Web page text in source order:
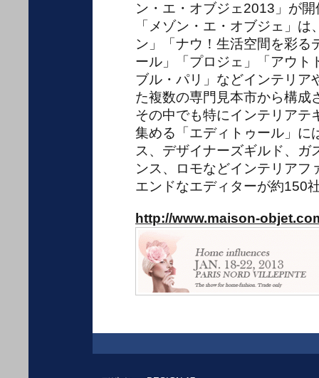
ン・エ・オブジェ2013」が開
「メゾン・エ・オブジェ」
ン」「ナウ！生活空間を彩る
ール」「プロジェ」「アウト
ブル・パリ」などインテリア
た複数の専門見本市から構成
その中でも特にインテリアテ
集める「エディトゥール」に
ス、デザイナーズギルド、ガ
ンス、ロモなどインテリアフ
エンドなエディターが約150
http://www.maison-